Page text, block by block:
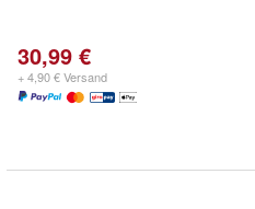
30,99 €
+ 4,90 € Versand